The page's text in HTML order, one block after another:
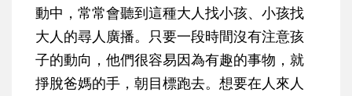
動中，常常會聽到這種大人找小孩、小孩找
大人的尋人廣播。只要一段時間沒有注意孩
子的動向，他們很容易因為有趣的事物，就
掙脫爸媽的手，朝目標跑去。想要在人來人